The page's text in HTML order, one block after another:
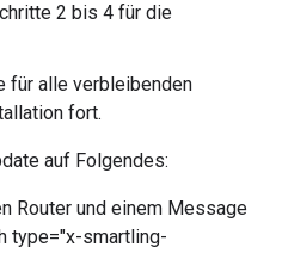
2 bis 4 für die
für alle verbleibenden
fort.
auf Folgendes:
Router und einem Message
type="x-smartling-